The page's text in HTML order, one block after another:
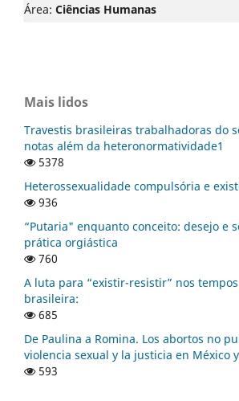
Área: Ciências Humanas
Mais lidos
Travestis brasileiras trabalhadoras do
notas além da heteronormatividade1
5378
Heterossexualidade compulsória e
936
“Putaria" enquanto conceito: desejo e
prática orgiástica
760
A luta para “existir-resistir” nos
brasileira:
685
De Paulina a Romina. Los abortos no
violencia sexual y la justicia en México
593